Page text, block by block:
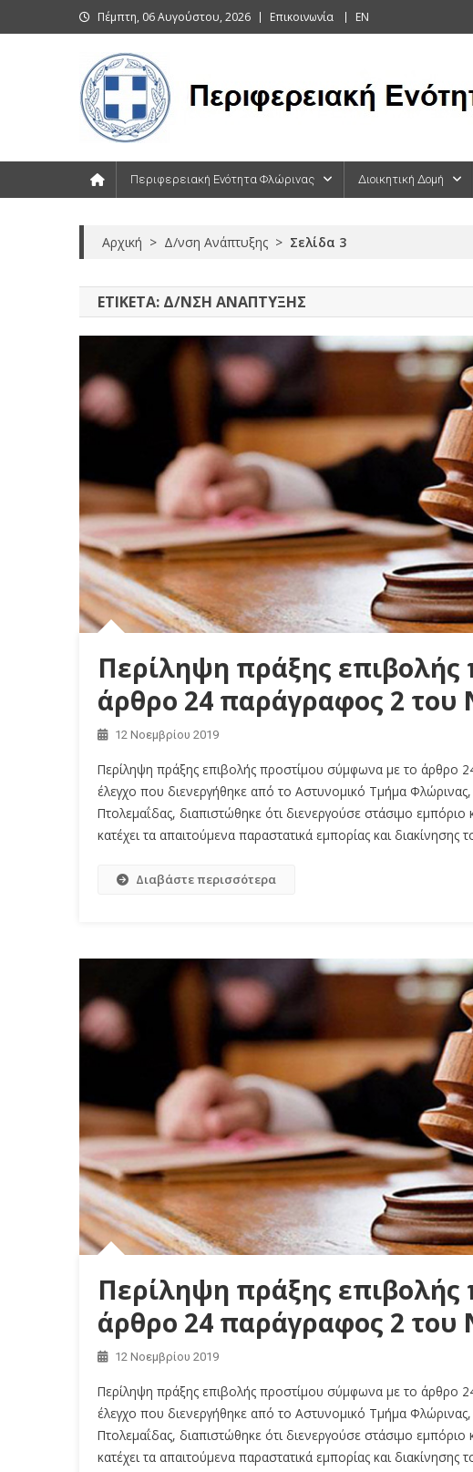
to
Πέμπτη, 06 Αυγούστου, 2026 Επικοινωνία EN
Περιφερειακή Ενότητα Φλώρινας Διοικητική Δομή
Αρχική > Δ/νση Ανάπτυξης > Σελίδα 3
ΕΤΙΚΈΤΑ: Δ/ΝΣΗ ΑΝΆΠΤΥΞΗΣ
Περίληψη πράξης
άρθρο 24 παράγραφος 2 του
12 Νοεμβρίου 2019
Περίληψη πράξης επιβολής προστίμου σύμφωνα με το
έλεγχο που διενεργήθηκε από το Αστυνομικό Τμήμα
Πτολεμαΐδας, διαπιστώθηκε ότι διενεργούσε στάσιμο
κατέχει τα απαιτούμενα παραστατικά εμπορίας και διακίνησης
Διαβάστε περισσότερα
Περίληψη πράξης
άρθρο 24 παράγραφος 2 του
12 Νοεμβρίου 2019
Περίληψη πράξης επιβολής προστίμου σύμφωνα με το
έλεγχο που διενεργήθηκε από το Αστυνομικό Τμήμα
Πτολεμαΐδας, διαπιστώθηκε ότι διενεργούσε στάσιμο
κατέχει τα απαιτούμενα παραστατικά εμπορίας και διακίνησης